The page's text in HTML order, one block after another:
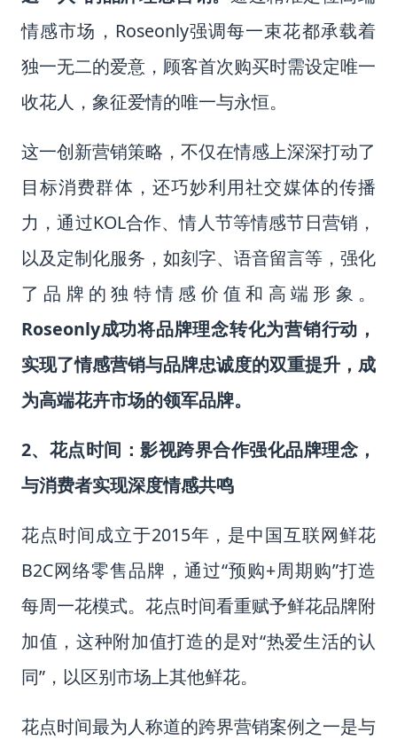
情感市场，Roseonly强调每一束花都承载着
独一无二的爱意，顾客首次购买时需设定唯一
收花人，象征爱情的唯一与永恒。
这一创新营销策略，不仅在情感上深深打动了
目标消费群体，还巧妙利用社交媒体的传播
力，通过KOL合作、情人节等情感节日营销，
以及定制化服务，如刻字、语音留言等，强化
了品牌的独特情感价值和高端形象。
Roseonly成功将品牌理念转化为营销行动，
实现了情感营销与品牌忠诚度的双重提升，成
为高端花卉市场的领军品牌。
2、花点时间：影视跨界合作强化品牌理念，
与消费者实现深度情感共鸣
花点时间成立于2015年，是中国互联网鲜花
B2C网络零售品牌，通过“预购+周期购”打造
每周一花模式。花点时间看重赋予鲜花品牌附
加值，这种附加值打造的是对“热爱生活的认
同”，以区别市场上其他鲜花。
花点时间最为人称道的跨界营销案例之一是与